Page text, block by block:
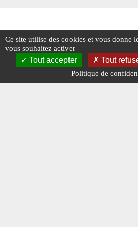
Ce site utilise des cookies et vous donne
vous souhaitez activer
Tout accepter Tout
Politique de